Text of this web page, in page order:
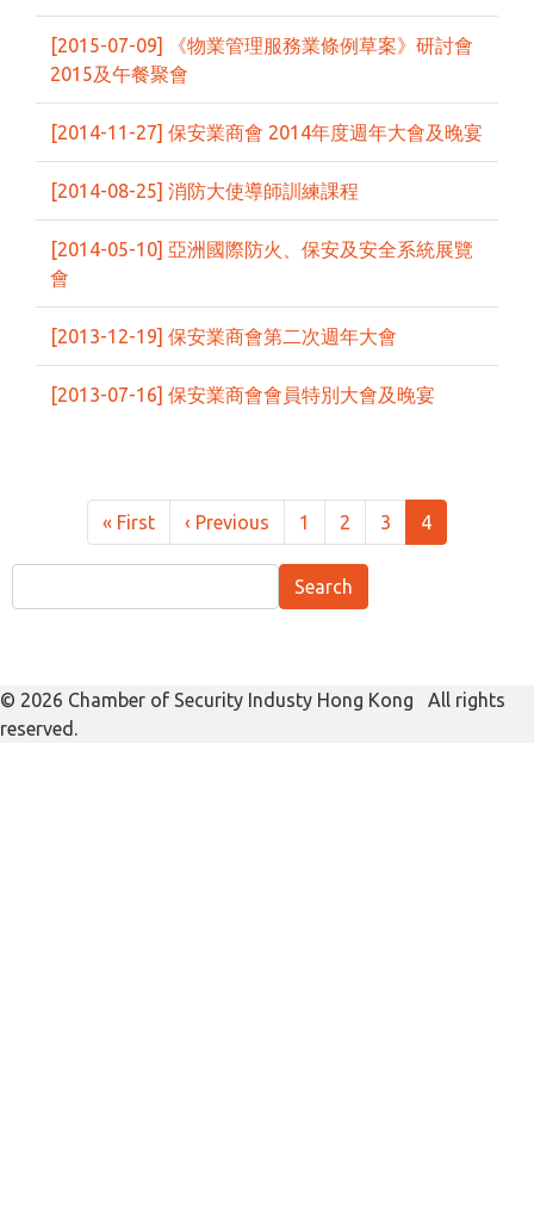
[2015-07-09] 《物業管理服務業條例草案》研討會
2015及午餐聚會
[2014-11-27] 保安業商會 2014年度週年大會及晚宴
[2014-08-25] 消防大使導師訓練課程
[2014-05-10] 亞洲國際防火、保安及安全系統展覽
會
[2013-12-19] 保安業商會第二次週年大會
[2013-07-16] 保安業商會會員特別大會及晚宴
Pagination
« FirstFirst page
‹ Previous Previous page
1 2 3 4
Search
© 2026 Chamber of Security Industy Hong Kong All rights
reserved.